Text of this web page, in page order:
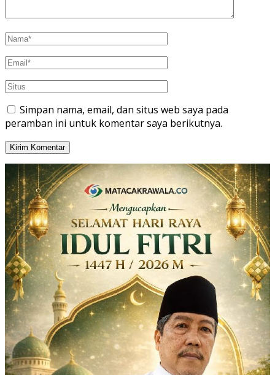
Simpan nama, email, dan situs web saya pada
peramban ini untuk komentar saya berikutnya.